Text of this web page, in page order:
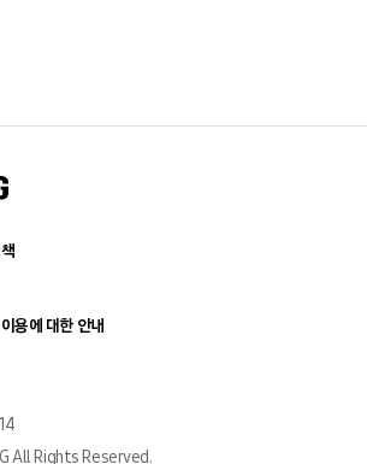
용에 대한 안내
All Rights Reserved.